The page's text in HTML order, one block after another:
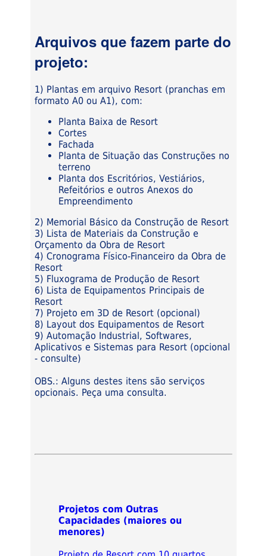
Arquivos que fazem parte do
projeto:
1) Plantas em arquivo Resort (pranchas em
formato A0 ou A1), com:
Planta Baixa de Resort
Cortes
Fachada
Planta de Situação das Construções no
terreno
Planta dos Escritórios, Vestiários,
Refeitórios e outros Anexos do
Empreendimento
2) Memorial Básico da Construção de Resort
3) Lista de Materiais da Construção e
Orçamento da Obra de Resort
4) Cronograma Físico-Financeiro da Obra de
Resort
5) Fluxograma de Produção de Resort
6) Lista de Equipamentos Principais de
Resort
7) Projeto em 3D de Resort (opcional)
8) Layout dos Equipamentos de Resort
9) Automação Industrial, Softwares,
Aplicativos e Sistemas para Resort (opcional
- consulte)
OBS.: Alguns destes itens são serviços
opcionais. Peça uma consulta.
Projetos com Outras
Capacidades (maiores ou
menores)